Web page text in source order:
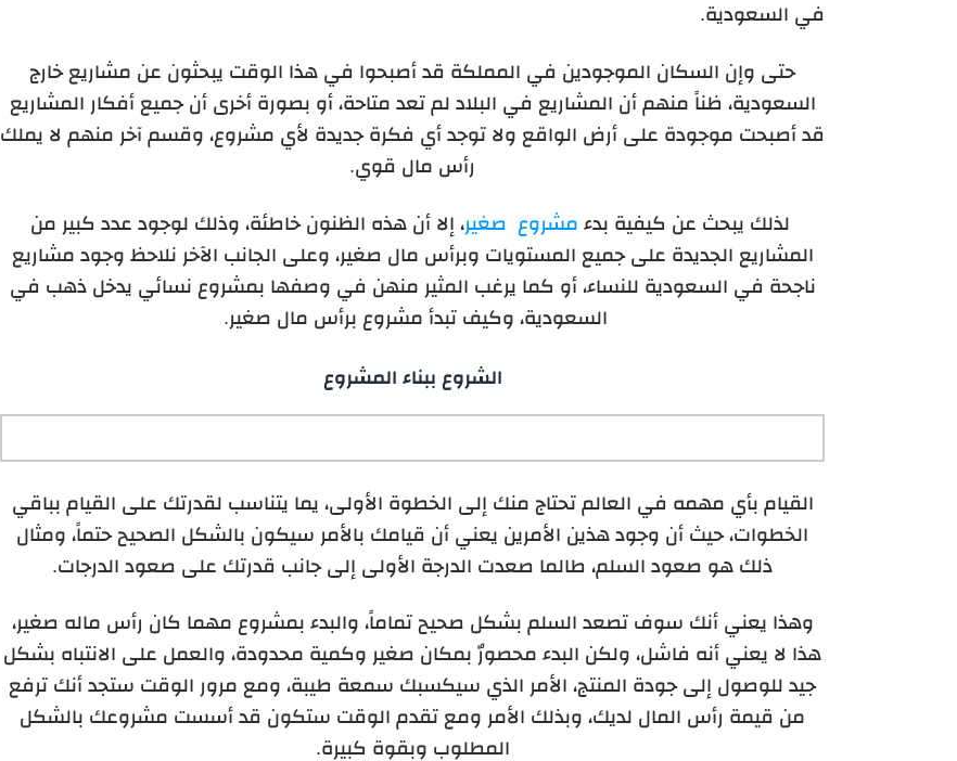
في السعودية.
حتى وإن السكان الموجودين في المملكة قد أصبحوا في هذا الوقت يبحثون عن مشاريع خارج
السعودية، ظناً منهم أن المشاريع في البلاد لم تعد متاحة، أو بصورة أخرى أن جميع أفكار المشاريع
قد أصبحت موجودة على أرض الواقع ولا توجد أي فكرة جديدة لأي مشروع، وقسم آخر منهم لا يملك
رأس مال قوي.
لذلك يبحث عن كيفية بدء مشروع صغير، إلا أن هذه الظنون خاطئة، وذلك لوجود عدد كبير من
المشاريع الجديدة على جميع المستويات وبرأس مال صغير، وعلى الجانب الآخر نلاحظ وجود مشاريع
ناجحة في السعودية للنساء، أو كما يرغب المثير منهن في وصفها بمشروع نسائي يدخل ذهب في
السعودية، وكيف تبدأ مشروع برأس مال صغير.
الشروع ببناء المشروع
القيام بأي مهمه في العالم تحتاج منك إلى الخطوة الأولى، يما يتناسب لقدرتك على القيام بباقي
الخطوات، حيث أن وجود هذين الأمرين يعني أن قيامك بالأمر سيكون بالشكل الصحيح حتماً، ومثال
ذلك هو صعود السلم، طالما صعدت الدرجة الأولى إلى جانب قدرتك على صعود الدرجات.
وهذا يعني أنك سوف تصعد السلم بشكل صحيح تماماً، والبدء بمشروع مهما كان رأس ماله صغير،
هذا لا يعني أنه فاشل، ولكن البدء محصورٌ بمكان صغير وكمية محدودة، والعمل على الانتباه بشكل
جيد للوصول إلى جودة المنتج، الأمر الذي سيكسبك سمعة طيبة، ومع مرور الوقت ستجد أنك ترفع
من قيمة رأس المال لديك، وبذلك الأمر ومع تقدم الوقت ستكون قد أسست مشروعك بالشكل
المطلوب وبقوة كبيرة.